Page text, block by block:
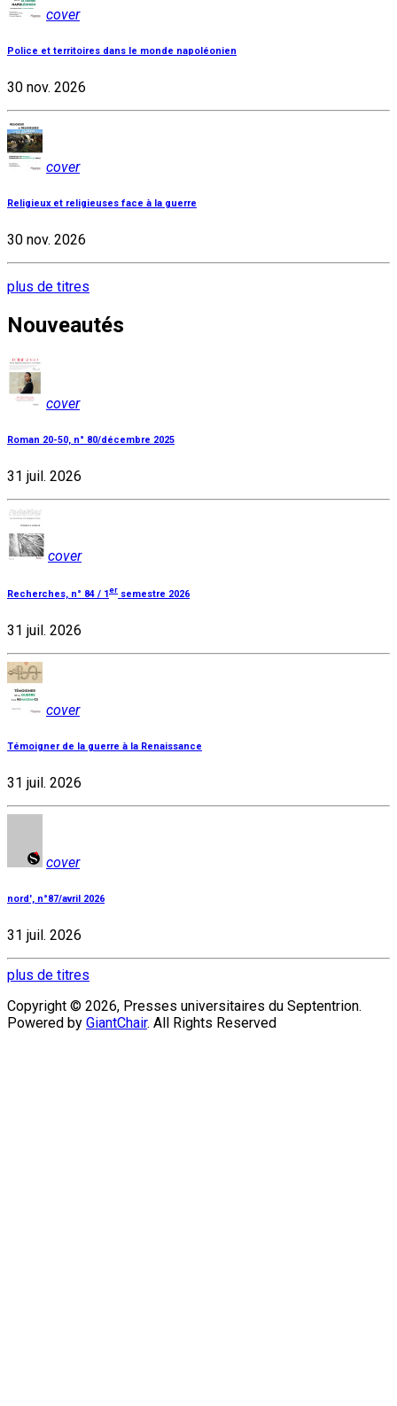
cover
Police et territoires dans le monde napoléonien
30 nov. 2026
cover
Religieux et religieuses face à la guerre
30 nov. 2026
plus de titres
Nouveautés
cover
Roman 20-50, n° 80/décembre 2025
31 juil. 2026
cover
Recherches, n° 84 / 1 er semestre 2026
31 juil. 2026
cover
Témoigner de la guerre à la Renaissance
31 juil. 2026
cover
nord', n°87/avril 2026
31 juil. 2026
plus de titres
Copyright © 2026, Presses universitaires du Septentrion.
Powered by GiantChair. All Rights Reserved